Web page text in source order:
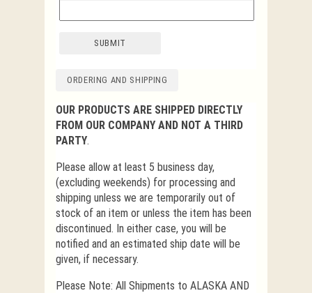
ORDERING AND SHIPPING
OUR PRODUCTS ARE SHIPPED DIRECTLY
FROM OUR COMPANY AND NOT A THIRD
PARTY.
Please allow at least 5 business day,
(excluding weekends) for processing and
shipping unless we are temporarily out of
stock of an item or unless the item has been
discontinued. In either case, you will be
notified and an estimated ship date will be
given, if necessary.
Please Note: All Shipments to ALASKA AND